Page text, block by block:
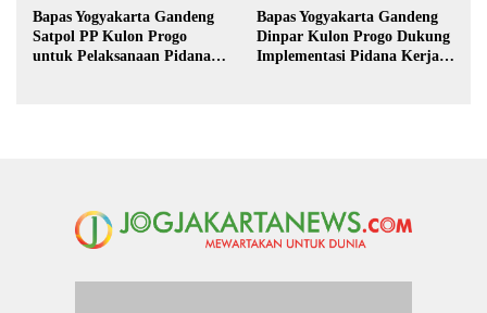
Bapas Yogyakarta Gandeng
Satpol PP Kulon Progo
untuk Pelaksanaan Pidana
Bapas Yogyakarta Gandeng
Dinpar Kulon Progo Dukung
Implementasi Pidana Kerja